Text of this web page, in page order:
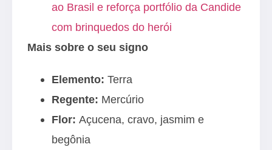
ao Brasil e reforça portfólio da Candide
com brinquedos do herói
Mais sobre o seu signo
Elemento: Terra
Regente: Mercúrio
Flor: Açucena, cravo, jasmim e
begônia